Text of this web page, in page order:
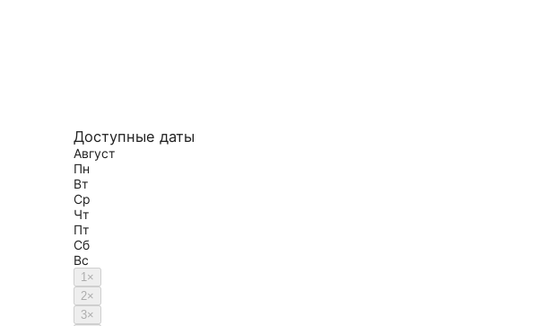
Доступные даты
Август
Пн
Вт
Ср
Чт
Пт
Сб
Вс
1×
2×
3×